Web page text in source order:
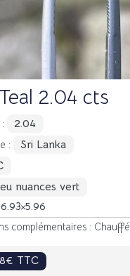
2.04 cts
2.04
: Sri Lanka
nuances vert
5.96
complémentaires : Chauffé
TTC